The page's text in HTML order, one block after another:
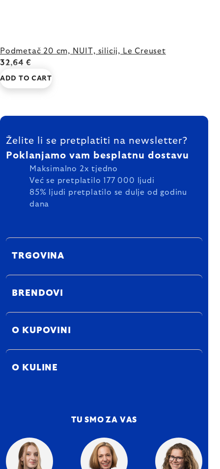
Podmetač 20 cm, NUIT, silicij, Le Creuset
32,64 €
ADD TO CART
FOOTER
Želite li se pretplatiti na newsletter?
Poklanjamo vam besplatnu dostavu
Maksimalno 2x tjedno
Već se pretplatilo 177 000 ljudi
85% ljudi pretplatilo se dulje od godinu
dana
TRGOVINA
BRENDOVI
O KUPOVINI
O KULINE
TU SMO ZA VAS